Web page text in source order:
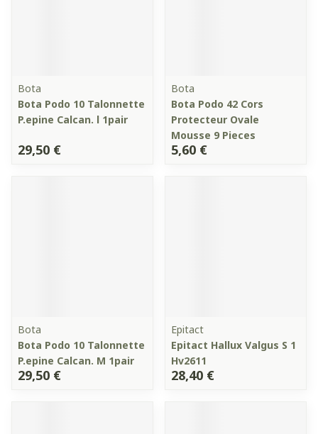
Bota
Bota Podo 10 Talonnette
P.epine Calcan. l 1pair
29,50 €
Bota
Bota Podo 42 Cors
Protecteur Ovale
Mousse 9 Pieces
5,60 €
Bota
Bota Podo 10 Talonnette
P.epine Calcan. M 1pair
29,50 €
Epitact
Epitact Hallux Valgus S 1
Hv2611
28,40 €